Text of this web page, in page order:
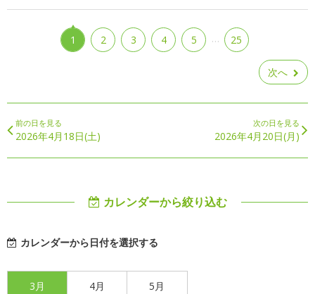
1 2 3 4 5 … 25
次へ
前の日を見る
2026年4月18日(土)
次の日を見る
2026年4月20日(月)
カレンダーから絞り込む
カレンダーから日付を選択する
3月 4月 5月